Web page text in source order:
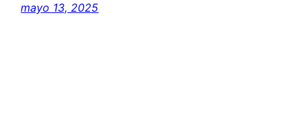
mayo 13, 2025